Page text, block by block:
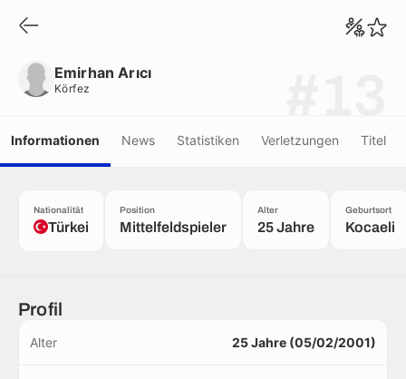
Emirhan Arıcı
Körfez
Informationen News Statistiken Verletzungen Titel
Nationalität
Türkei
Position
Mittelfeldspieler
Alter
25 Jahre
Geburtsort
Kocaeli
Profil
Alter 25 Jahre (05/02/2001)